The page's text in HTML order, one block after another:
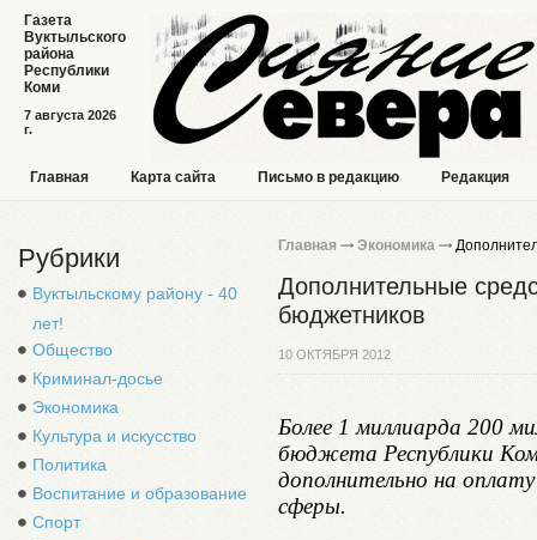
7 августа 2026
г.
Газета
Вуктыльского
района
Республики
Коми
Главная Карта сайта Письмо в редакцию Редакция
Рубрики
Вуктыльскому району - 40
лет!
Общество
Криминал-досье
Экономика
Культура и искусство
Политика
Воспитание и образование
Спорт
Главная Экономика
Дополнительные
бюджетников
10 ОКТЯБРЯ 2012
Более 1 миллиарда 200
бюджета Республики
дополнительно на
сферы.